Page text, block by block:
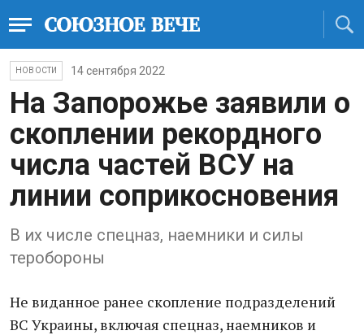
НОВОСТИ 14 сентября 2022
На Запорожье заявили о
скоплении рекордного
числа частей ВСУ на
линии соприкосновения
В их числе спецназ, наемники и силы
теробороны
Не виданное ранее скопление подразделений
ВС Украины, включая спецназ, наемников и